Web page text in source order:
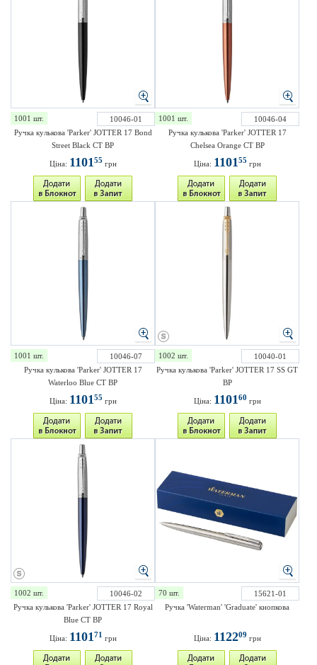
1001 шт.
10046-01
Ручка кулькова 'Parker' JOTTER 17 Bond
Street Black CT BP
Ціна: 110155 грн
1001 шт.
10046-04
Ручка кулькова 'Parker' JOTTER 17
Chelsea Orange CT BP
Ціна: 110155 грн
1001 шт.
10046-07
Ручка кулькова 'Parker' JOTTER 17
Waterloo Blue CT BP
Ціна: 110155 грн
1002 шт.
10040-01
Ручка кулькова 'Parker' JOTTER 17 SS GT
BP
Ціна: 110160 грн
1002 шт.
10046-02
Ручка кулькова 'Parker' JOTTER 17 Royal
Blue CT BP
Ціна: 110171 грн
70 шт.
15621-01
Ручка 'Waterman' 'Graduate' кнопкова
Ціна: 112209 грн